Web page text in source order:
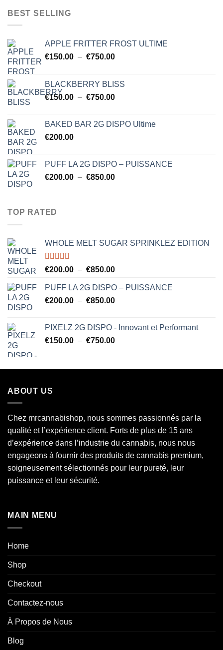
BEST SELLING
APPLE FRITTER FROST ULTIME
€150.00 – €750.00Plage
€150.00
à
BLACKBERRY BLISS
€150.00 – €750.00Plage
€150.00
BAKED BAR 2G DISPO Ultime
€200.00
PUFF LA 2G DISPO – PUISSANCE
€200.00 – €850.00Plage
TOP RATED
WHOLE MELT SUGAR SPRINKLEZ EDITION
Note5.00
€200.00 – €850.00Plage
prix :
€200.00
PUFF LA 2G DISPO – PUISSANCE
€200.00 – €850.00Plage
€200.00
à
PIXELZ 2G DISPO - Innovant et Performant
€150.00 – €750.00Plage
€150.00
ABOUT US
Chez mrcannabishop, nous sommes passionnés par la
qualité et l’expérience client. Forts de plus de 15 ans
d’expérience dans l’industrie du cannabis, nous nous
engageons à fournir des produits de cannabis premium,
soigneusement sélectionnés pour leur pureté, leur
puissance et leur sécurité.
MAIN MENU
Home
Shop
Checkout
Contactez-nous
À Propos de Nous
Blog